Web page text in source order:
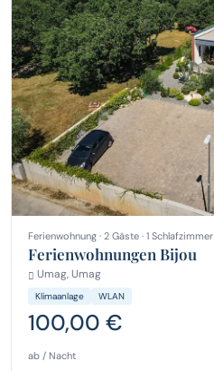
Ferienwohnung · 2 Gäste · 1 Schlafzimmer
Ferienwohnungen Bijou
Umag, Umag
Klimaanlage WLAN
100,00 €
ab / Nacht